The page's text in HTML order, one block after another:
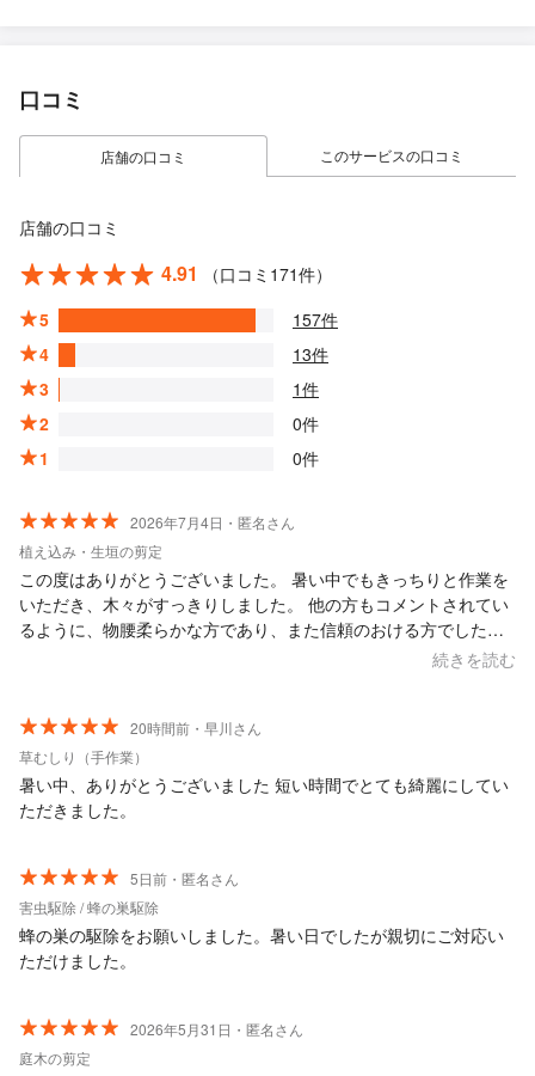
口コミ
店舗の口コミ このサービスの口コミ
店舗の口コミ
4.91
（口コミ171件）
5
157件
4
13件
3
1件
2
0件
1
0件
2026年7月4日・匿名さん
植え込み・生垣の剪定
この度はありがとうございました。 暑い中でもきっちりと作業を
いただき、木々がすっきりしました。 他の方もコメントされてい
るように、物腰柔らかな方であり、また信頼のおける方でした。
料金形態が木々の高さと平米以外の基準があれば例として明記が
続きを読む
20時間前・早川さん
草むしり（手作業）
暑い中、ありがとうございました 短い時間でとても綺麗にしてい
ただきました。
5日前・匿名さん
害虫駆除 / 蜂の巣駆除
蜂の巣の駆除をお願いしました。暑い日でしたが親切にご対応い
ただけました。
2026年5月31日・匿名さん
庭木の剪定